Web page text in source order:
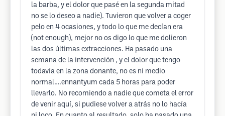
la barba, y el dolor que pasé en la segunda mitad
no se lo deseo a nadie). Tuvieron que volver a coger
pelo en 4 ocasiones, y todo lo que me decían era
(not enough), mejor no os digo lo que me dolieron
las dos últimas extracciones. Ha pasado una
semana de la intervención , y el dolor que tengo
todavía en la zona donante, no es ni medio
normal….ennantyum cada 5 horas para poder
llevarlo. No recomiendo a nadie que cometa el error
de venir aquí, si pudiese volver a atrás no lo hacía